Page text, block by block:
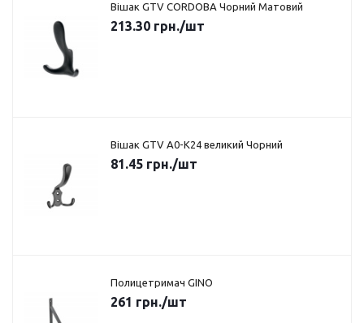
Вішак GTV CORDOBA Чорний Матовий
213.30 грн./шт
Вішак GTV A0-K24 великий Чорний
81.45 грн./шт
Полицетримач GINO
261 грн./шт